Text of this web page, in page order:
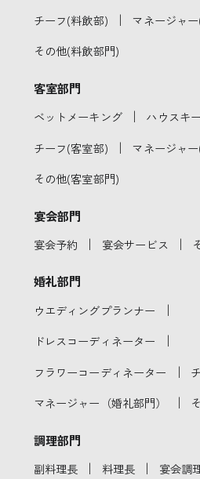
チーフ(料飲部) ｜ マネージャ
その他(料飲部門)
客室部門
ベットメーキング ｜ ハウスキ
チーフ(客室部) ｜ マネージャ
その他(客室部門)
宴会部門
宴会予約 ｜ 宴会サービス ｜
婚礼部門
ウエディングプランナー ｜
ドレスコーディネーター ｜
フラワーコーディネーター ｜
マネージャー（婚礼部門） ｜
調理部門
副料理長 ｜ 料理長 ｜ 宴会調